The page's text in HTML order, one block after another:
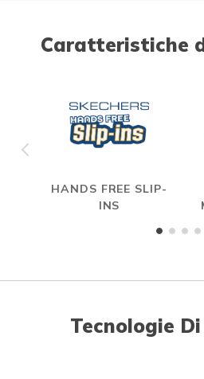
Caratteristiche
HANDS FREE SLIP-
INS
Tecnologie